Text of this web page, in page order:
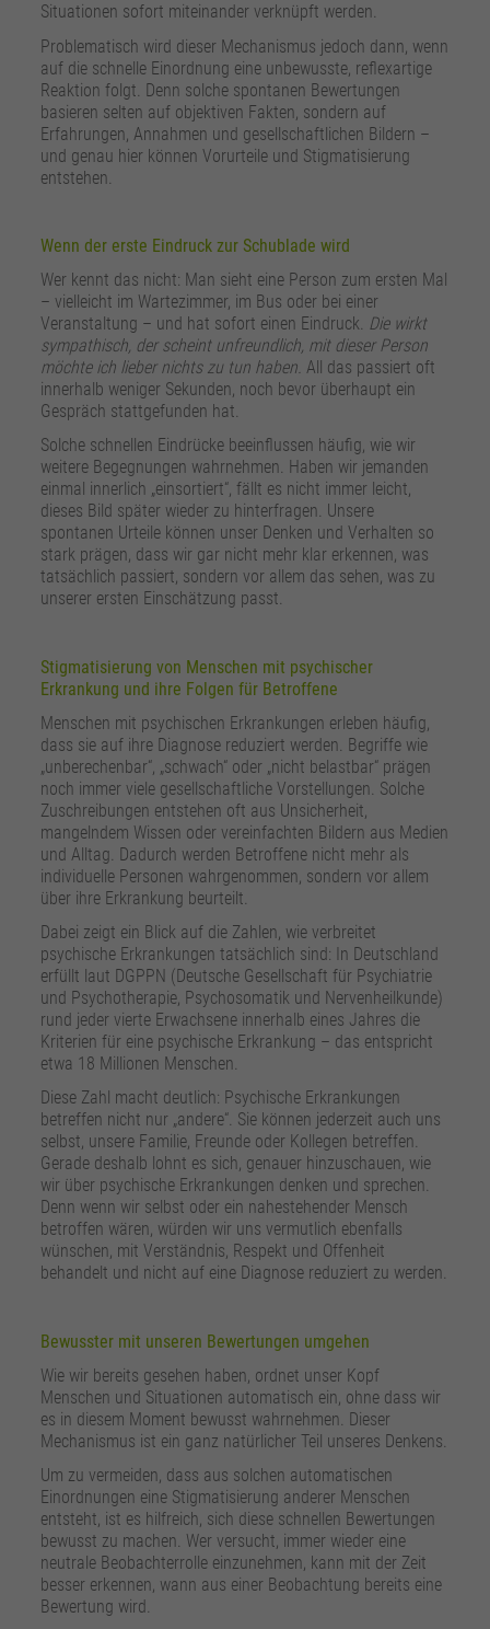
Situationen sofort miteinander verknüpft werden.
Problematisch wird dieser Mechanismus jedoch dann, wenn
auf die schnelle Einordnung eine unbewusste, reflexartige
Reaktion folgt. Denn solche spontanen Bewertungen
basieren selten auf objektiven Fakten, sondern auf
Erfahrungen, Annahmen und gesellschaftlichen Bildern –
und genau hier können Vorurteile und Stigmatisierung
entstehen.
Wenn der erste Eindruck zur Schublade wird
Wer kennt das nicht: Man sieht eine Person zum ersten Mal
– vielleicht im Wartezimmer, im Bus oder bei einer
Veranstaltung – und hat sofort einen Eindruck. Die wirkt
sympathisch, der scheint unfreundlich, mit dieser Person
möchte ich lieber nichts zu tun haben. All das passiert oft
innerhalb weniger Sekunden, noch bevor überhaupt ein
Gespräch stattgefunden hat.
Solche schnellen Eindrücke beeinflussen häufig, wie wir
weitere Begegnungen wahrnehmen. Haben wir jemanden
einmal innerlich „einsortiert“, fällt es nicht immer leicht,
dieses Bild später wieder zu hinterfragen. Unsere
spontanen Urteile können unser Denken und Verhalten so
stark prägen, dass wir gar nicht mehr klar erkennen, was
tatsächlich passiert, sondern vor allem das sehen, was zu
unserer ersten Einschätzung passt.
Stigmatisierung von Menschen mit psychischer
Erkrankung und ihre Folgen für Betroffene
Menschen mit psychischen Erkrankungen erleben häufig,
dass sie auf ihre Diagnose reduziert werden. Begriffe wie
„unberechenbar“, „schwach“ oder „nicht belastbar“ prägen
noch immer viele gesellschaftliche Vorstellungen. Solche
Zuschreibungen entstehen oft aus Unsicherheit,
mangelndem Wissen oder vereinfachten Bildern aus Medien
und Alltag. Dadurch werden Betroffene nicht mehr als
individuelle Personen wahrgenommen, sondern vor allem
über ihre Erkrankung beurteilt.
Dabei zeigt ein Blick auf die Zahlen, wie verbreitet
psychische Erkrankungen tatsächlich sind: In Deutschland
erfüllt laut DGPPN (Deutsche Gesellschaft für Psychiatrie
und Psychotherapie, Psychosomatik und Nervenheilkunde)
rund jeder vierte Erwachsene innerhalb eines Jahres die
Kriterien für eine psychische Erkrankung – das entspricht
etwa 18 Millionen Menschen.
Diese Zahl macht deutlich: Psychische Erkrankungen
betreffen nicht nur „andere“. Sie können jederzeit auch uns
selbst, unsere Familie, Freunde oder Kollegen betreffen.
Gerade deshalb lohnt es sich, genauer hinzuschauen, wie
wir über psychische Erkrankungen denken und sprechen.
Denn wenn wir selbst oder ein nahestehender Mensch
betroffen wären, würden wir uns vermutlich ebenfalls
wünschen, mit Verständnis, Respekt und Offenheit
behandelt und nicht auf eine Diagnose reduziert zu werden.
Bewusster mit unseren Bewertungen umgehen
Wie wir bereits gesehen haben, ordnet unser Kopf
Menschen und Situationen automatisch ein, ohne dass wir
es in diesem Moment bewusst wahrnehmen. Dieser
Mechanismus ist ein ganz natürlicher Teil unseres Denkens.
Um zu vermeiden, dass aus solchen automatischen
Einordnungen eine Stigmatisierung anderer Menschen
entsteht, ist es hilfreich, sich diese schnellen Bewertungen
bewusst zu machen. Wer versucht, immer wieder eine
neutrale Beobachterrolle einzunehmen, kann mit der Zeit
besser erkennen, wann aus einer Beobachtung bereits eine
Bewertung wird.